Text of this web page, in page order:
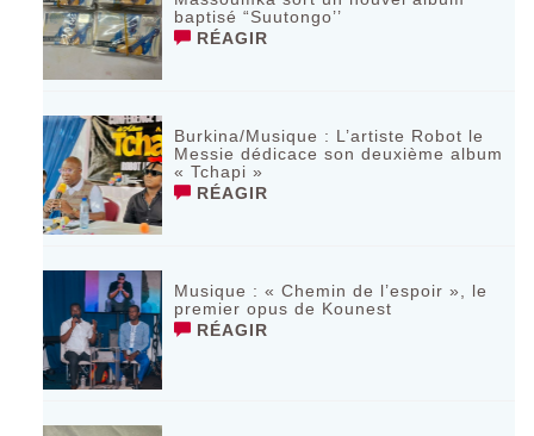
baptisé “Suutongo’’
RÉAGIR
Burkina/Musique : L’artiste Robot le
Messie dédicace son deuxième album
« Tchapi »
RÉAGIR
Musique : « Chemin de l’espoir », le
premier opus de Kounest
RÉAGIR